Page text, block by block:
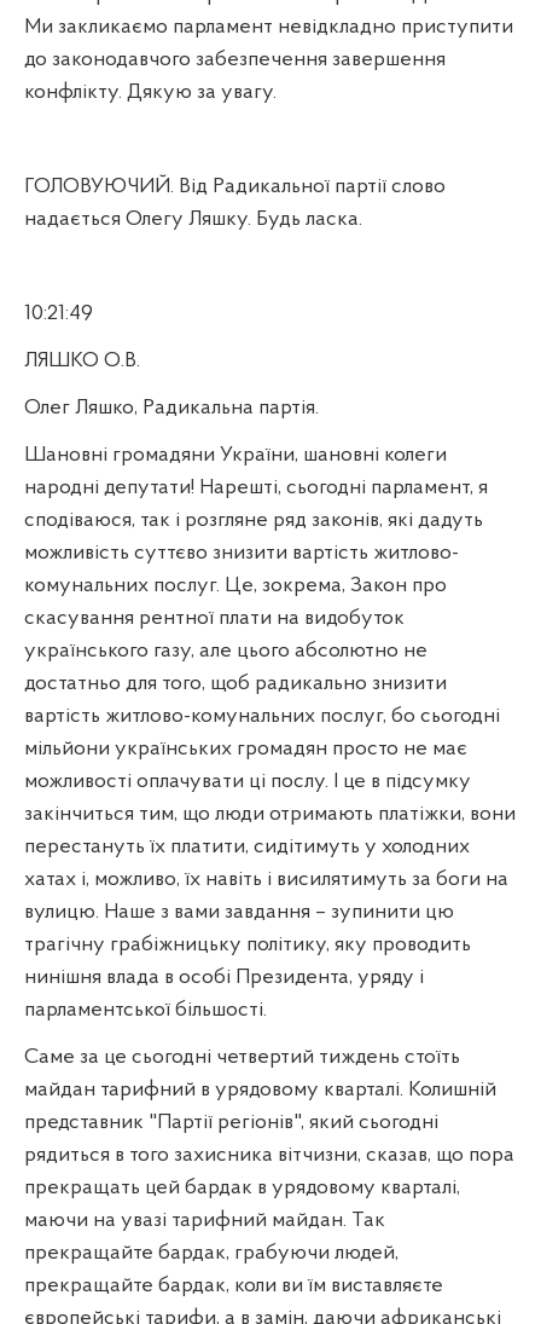
Ми закликаємо парламент невідкладно приступити
до законодавчого забезпечення завершення
конфлікту. Дякую за увагу.
ГОЛОВУЮЧИЙ. Від Радикальної партії слово
надається Олегу Ляшку. Будь ласка.
10:21:49
ЛЯШКО О.В.
Олег Ляшко, Радикальна партія.
Шановні громадяни України, шановні колеги
народні депутати! Нарешті, сьогодні парламент, я
сподіваюся, так і розгляне ряд законів, які дадуть
можливість суттєво знизити вартість житлово-
комунальних послуг. Це, зокрема, Закон про
скасування рентної плати на видобуток
українського газу, але цього абсолютно не
достатньо для того, щоб радикально знизити
вартість житлово-комунальних послуг, бо сьогодні
мільйони українських громадян просто не має
можливості оплачувати ці послу. І це в підсумку
закінчиться тим, що люди отримають платіжки, вони
перестануть їх платити, сидітимуть у холодних
хатах і, можливо, їх навіть і висилятимуть за боги на
вулицю. Наше з вами завдання – зупинити цю
трагічну грабіжницьку політику, яку проводить
нинішня влада в особі Президента, уряду і
парламентської більшості.
Саме за це сьогодні четвертий тиждень стоїть
майдан тарифний в урядовому кварталі. Колишній
представник "Партії регіонів", який сьогодні
рядиться в того захисника вітчизни, сказав, що пора
прекращать цей бардак в урядовому кварталі,
маючи на увазі тарифний майдан. Так
прекращайте бардак, грабуючи людей,
прекращайте бардак, коли ви їм виставляєте
європейські тарифи, а в замін, даючи африканські